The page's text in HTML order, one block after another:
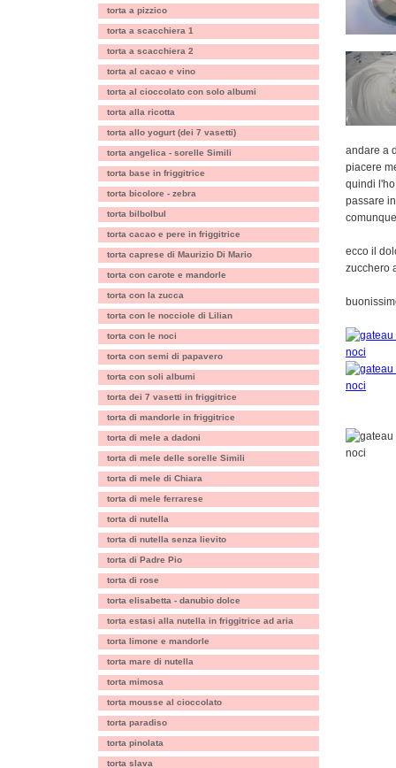
torta a pizzico
torta a scacchiera 1
torta a scacchiera 2
torta al cacao e vino
torta al cioccolato con solo albumi
torta alla ricotta
torta allo yogurt (dei 7 vasetti)
torta angelica - sorelle Simili
torta base in friggitrice
torta bicolore - zebra
torta bilbolbul
torta cacao e pere in friggitrice
torta caprese di Maurizio Di Mario
torta con carote e mandorle
torta con la zucca
torta con le nocciole di Lilian
torta con le noci
torta con semi di papavero
torta con soli albumi
torta dei 7 vasetti in friggitrice
torta di mandorle in friggitrice
torta di mele a dadoni
torta di mele delle sorelle Simili
torta di mele di Chiara
torta di mele ferrarese
torta di nutella
torta di nutella senza lievito
torta di Padre Pio
torta di rose
torta elisabetta - danubio dolce
torta estasi alla nutella in friggitrice ad aria
torta limone e mandorle
torta mare di nutella
torta mimosa
torta mousse al cioccolato
torta paradiso
torta pinolata
torta slava
andare a
piacere
quindi
passare
ecco il
zucchero